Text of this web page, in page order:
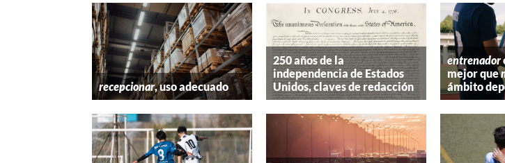
recepcionar, uso adecuado
250 años de la
independencia de Estados
Unidos, claves de redacción
entrenador
mejor que
ámbito